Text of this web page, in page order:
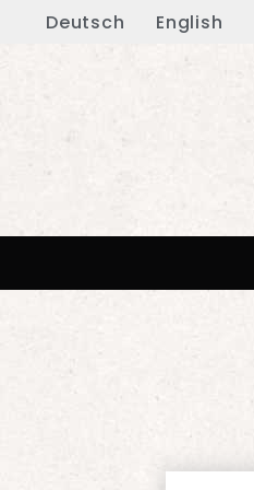
Deutsch English